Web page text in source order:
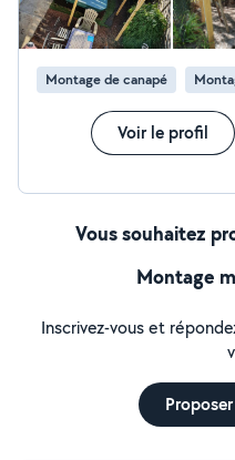
Montage de canapé
Voir le profil
Vous souhaitez
Montage
Inscrivez-vous et